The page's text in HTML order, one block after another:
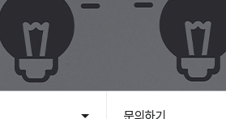
문의하기